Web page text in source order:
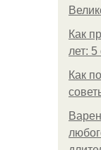
Как
лет:
Как